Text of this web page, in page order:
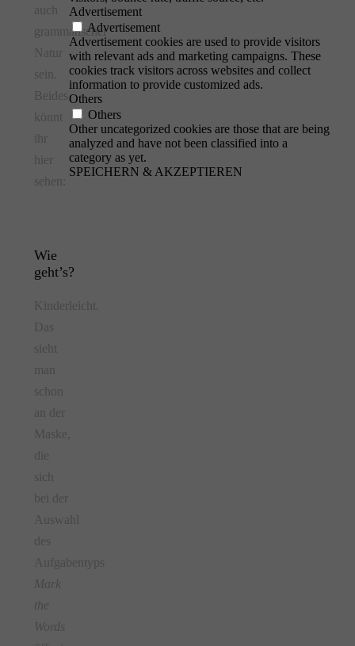
auch
grammatischer
Natur
sein.
Beides
könnt
hier
sehen:
Wie
geht’s?
Kinderleicht.
Das
sieht
man
schon
an der
Maske,
die
sich
bei der
Auswahl
des
Aufgabentyps
Mark
the
Words
Advertisement
Advertisement
Advertisement cookies are used to provide visitors
with relevant ads and marketing campaigns. These
cookies track visitors across websites and collect
information to provide customized ads.
Others
Others
Other uncategorized cookies are those that are being
analyzed and have not been classified into a
category as yet.
SPEICHERN & AKZEPTIEREN